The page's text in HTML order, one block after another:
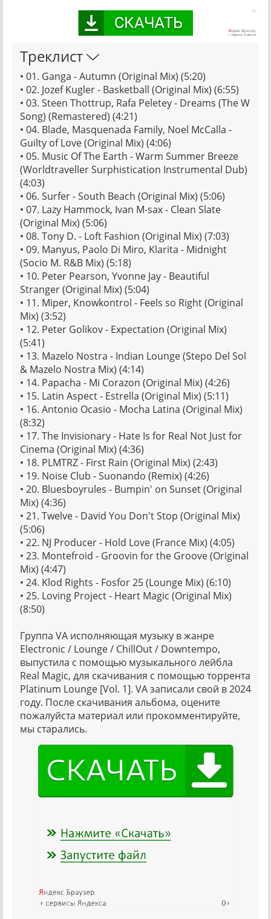
Треклист
• 01. Ganga - Autumn (Original Mix) (5:20)
• 02. Jozef Kugler - Basketball (Original Mix) (6:55)
• 03. Steen Thottrup, Rafa Peletey - Dreams (The W
Song) (Remastered) (4:21)
• 04. Blade, Masquenada Family, Noel McCalla -
Guilty of Love (Original Mix) (4:06)
• 05. Music Of The Earth - Warm Summer Breeze
(Worldtraveller Surphistication Instrumental Dub)
(4:03)
• 06. Surfer - South Beach (Original Mix) (5:06)
• 07. Lazy Hammock, Ivan M-sax - Clean Slate
(Original Mix) (5:06)
• 08. Tony D. - Loft Fashion (Original Mix) (7:03)
• 09. Manyus, Paolo Di Miro, Klarita - Midnight
(Socio M. R&B Mix) (5:18)
• 10. Peter Pearson, Yvonne Jay - Beautiful
Stranger (Original Mix) (5:04)
• 11. Miper, Knowkontrol - Feels so Right (Original
Mix) (3:52)
• 12. Peter Golikov - Expectation (Original Mix)
(5:41)
• 13. Mazelo Nostra - Indian Lounge (Stepo Del Sol
& Mazelo Nostra Mix) (4:14)
• 14. Papacha - Mi Corazon (Original Mix) (4:26)
• 15. Latin Aspect - Estrella (Original Mix) (5:11)
• 16. Antonio Ocasio - Mocha Latina (Original Mix)
(8:32)
• 17. The Invisionary - Hate Is for Real Not Just for
Cinema (Original Mix) (4:36)
• 18. PLMTRZ - First Rain (Original Mix) (2:43)
• 19. Noise Club - Suonando (Remix) (4:26)
• 20. Bluesboyrules - Bumpin' on Sunset (Original
Mix) (4:36)
• 21. Twelve - David You Don't Stop (Original Mix)
(5:06)
• 22. NJ Producer - Hold Love (France Mix) (4:05)
• 23. Montefroid - Groovin for the Groove (Original
Mix) (4:47)
• 24. Klod Rights - Fosfor 25 (Lounge Mix) (6:10)
• 25. Loving Project - Heart Magic (Original Mix)
(8:50)
Группа VA исполняющая музыку в жанре
Electronic / Lounge / ChillOut / Downtempo,
выпустила с помощью музыкального лейбла
Real Magic, для скачивания с помощью торрента
Platinum Lounge [Vol. 1]. VA записали свой в 2024
году. После скачивания альбома, оцените
пожалуйста материал или прокомментируйте,
мы старались.